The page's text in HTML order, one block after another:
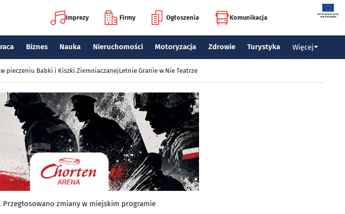
Imprezy Firmy Ogłoszenia Komunikacja
Biznes Nauka Nieruchomości Motoryzacja Zdrowie Turystyka Więcej
pieczeniu Babki i Kiszki ZiemniaczanejLetnie Granie w Nie Teatrze
zmiany w miejskim programie